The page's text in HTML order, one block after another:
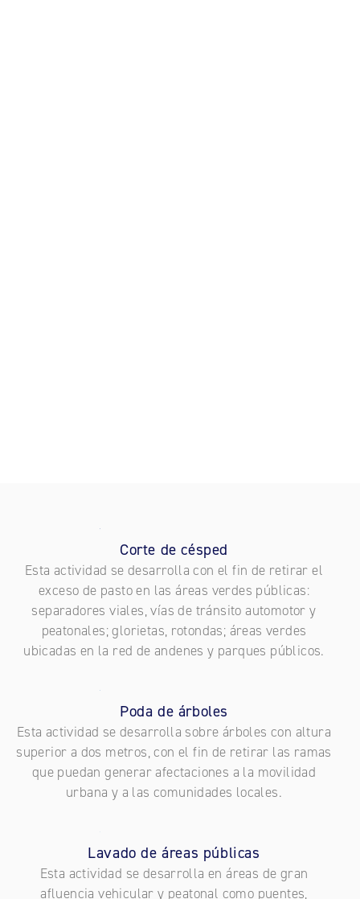
Corte de césped
Esta actividad se desarrolla con el fin de retirar el
exceso de pasto en las áreas verdes públicas:
separadores viales, vías de tránsito automotor y
peatonales; glorietas, rotondas; áreas verdes
ubicadas en la red de andenes y parques públicos.
Poda de árboles
Esta actividad se desarrolla sobre árboles con altura
superior a dos metros, con el fin de retirar las ramas
que puedan generar afectaciones a la movilidad
urbana y a las comunidades locales.
Lavado de áreas públicas
Esta actividad se desarrolla en áreas de gran
afluencia vehicular y peatonal como puentes,